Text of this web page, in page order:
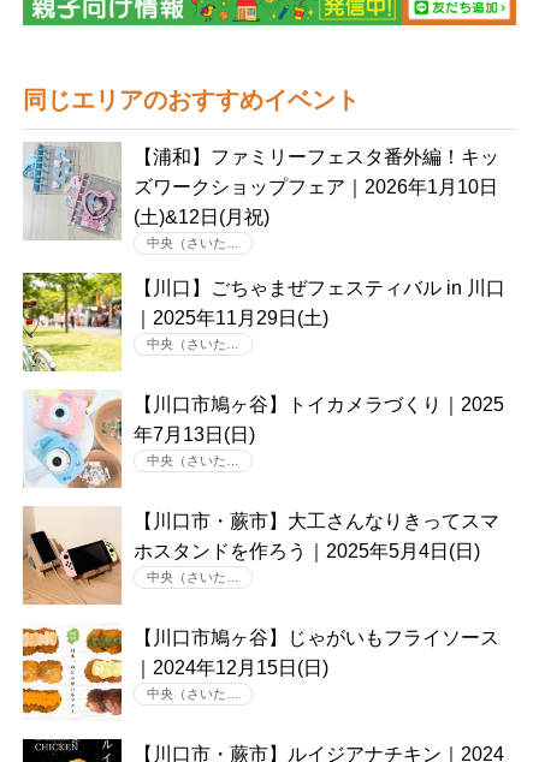
同じエリアのおすすめイベント
【浦和】ファミリーフェスタ番外編！キッ
ズワークショップフェア｜2026年1月10日
(土)&12日(月祝)
中央（さいた…
【川口】ごちゃまぜフェスティバル in 川口
｜2025年11月29日(土)
中央（さいた…
【川口市鳩ヶ谷】トイカメラづくり｜2025
年7月13日(日)
中央（さいた…
【川口市・蕨市】大工さんなりきってスマ
ホスタンドを作ろう｜2025年5月4日(日)
中央（さいた…
【川口市鳩ヶ谷】じゃがいもフライソース
｜2024年12月15日(日)
中央（さいた…
【川口市・蕨市】ルイジアナチキン｜2024